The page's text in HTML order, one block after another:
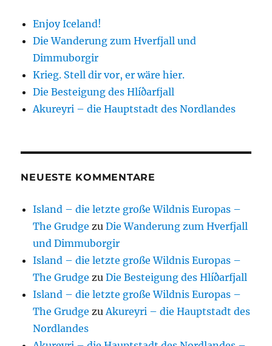
Enjoy Iceland!
Die Wanderung zum Hverfjall und
Dimmuborgir
Krieg. Stell dir vor, er wäre hier.
Die Besteigung des Hlíðarfjall
Akureyri – die Hauptstadt des Nordlandes
NEUESTE KOMMENTARE
Island – die letzte große Wildnis Europas –
The Grudge zuDie Wanderung zum Hverfjall
und Dimmuborgir
Island – die letzte große Wildnis Europas –
The Grudge zuDie Besteigung des Hlíðarfjall
Island – die letzte große Wildnis Europas –
The Grudge zuAkureyri – die Hauptstadt des
Nordlandes